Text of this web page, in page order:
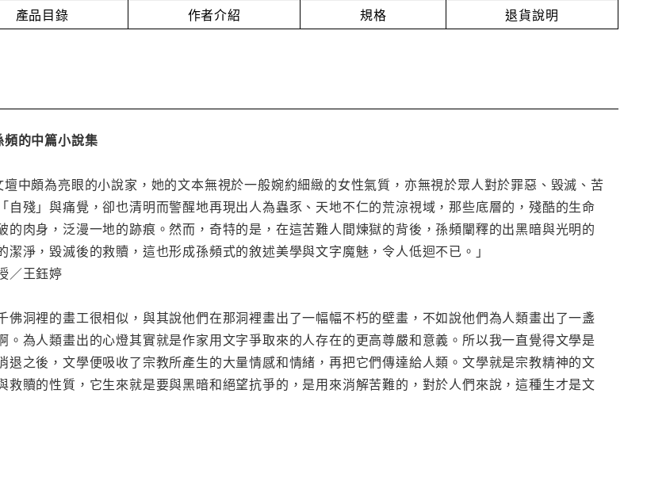
產品目錄 作者介紹 規格 退貨說明
的中篇小說集
壇中頗為亮眼的小說家，她的文本無視於一般婉約細緻的女性氣質，亦無視於眾人對於罪惡、毀滅、苦
自殘」與痛覺，卻也清明而警醒地再現出人為蟲豕、天地不仁的荒涼視域，那些底層的，殘酷的生命
的肉身，泛漫一地的跡痕。然而，奇特的是，在這苦難人間煉獄的背後，孫頻闡釋的出黑暗與光明的
淨，毀滅後的救贖，這也形成孫頻式的敘述美學與文字魔魅，令人低迴不已。」
／王鈺婷
佛洞裡的畫工很相似，與其說他們在那洞裡畫出了一幅幅不朽的壁畫，不如說他們為人類畫出了一盞
。為人類畫出的心燈其實就是作家用文字爭取來的人存在的更高尊嚴和意義。所以我一直覺得文學是
退之後，文學便吸收了宗教所產生的大量情感和情緒，再把它們傳達給人類。文學就是宗教精神的文
救贖的性質，它生來就是要與黑暗和絕望抗爭的，是用來消解苦難的，對於人們來說，這種生才是文